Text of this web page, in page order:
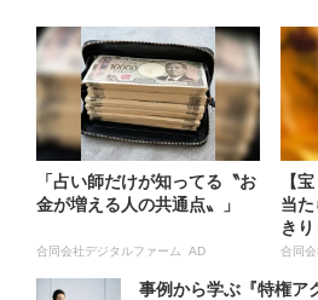
「占い師だけが知ってる〝お
金が増える人の共通点〟」
合同会社デジタルファーム AD
【
当
き
合同
事例から学ぶ『特権ア